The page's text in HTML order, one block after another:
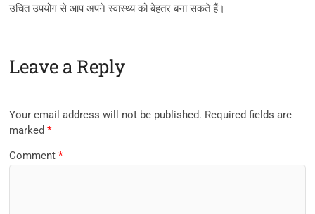
उचित उपयोग से आप अपने स्वास्थ्य को बेहतर बना सकते हैं।
Leave a Reply
Your email address will not be published. Required fields are
marked*
Comment*